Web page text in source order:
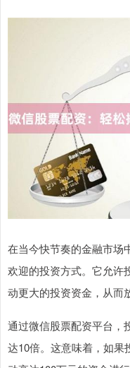
在当今快节奏的金融市场
欢迎的投资方式。它允许
动更大的投资资金，从而
通过微信股票配资平台，
达10倍。这意味着，如果